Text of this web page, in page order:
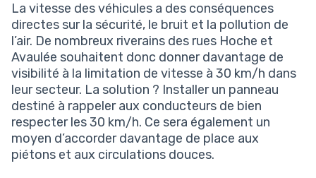
La vitesse des véhicules a des conséquences
directes sur la sécurité, le bruit et la pollution de
l’air. De nombreux riverains des rues Hoche et
Avaulée souhaitent donc donner davantage de
visibilité à la limitation de vitesse à 30 km/h dans
leur secteur. La solution ? Installer un panneau
destiné à rappeler aux conducteurs de bien
respecter les 30 km/h. Ce sera également un
moyen d’accorder davantage de place aux
piétons et aux circulations douces.